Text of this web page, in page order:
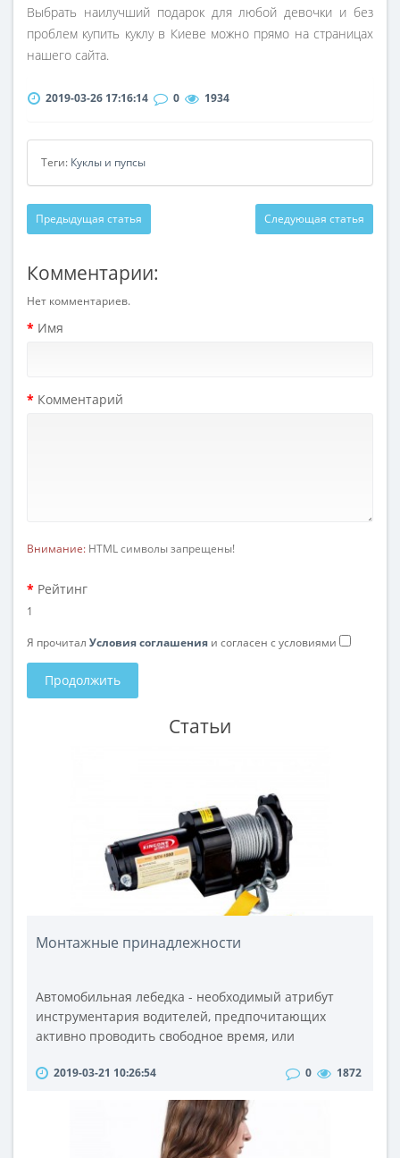
Выбрать наилучший подарок для любой девочки и без
проблем купить куклу в Киеве можно прямо на страницах
нашего сайта.
2019-03-26 17:16:14 0 1934
Теги: Куклы и пупсы
Предыдущая статья Следующая статья
Комментарии:
Нет комментариев.
Имя
Комментарий
Внимание: HTML символы запрещены!
Рейтинг
1
Я прочитал Условия соглашения и согласен с условиями
Продолжить
Статьи
Монтажные принадлежности
Автомобильная лебедка - необходимый атрибут
инструментария водителей, предпочитающих
активно проводить свободное время, или
автомобильными трассами. Если ваше хобби охота,
таким видом спорта, как офф-роандом (езда по
бездорожью), то одним из первых инструментов, о
котором вы должны подумать, комплектуя
2019-03-21 10:26:54 0 1872